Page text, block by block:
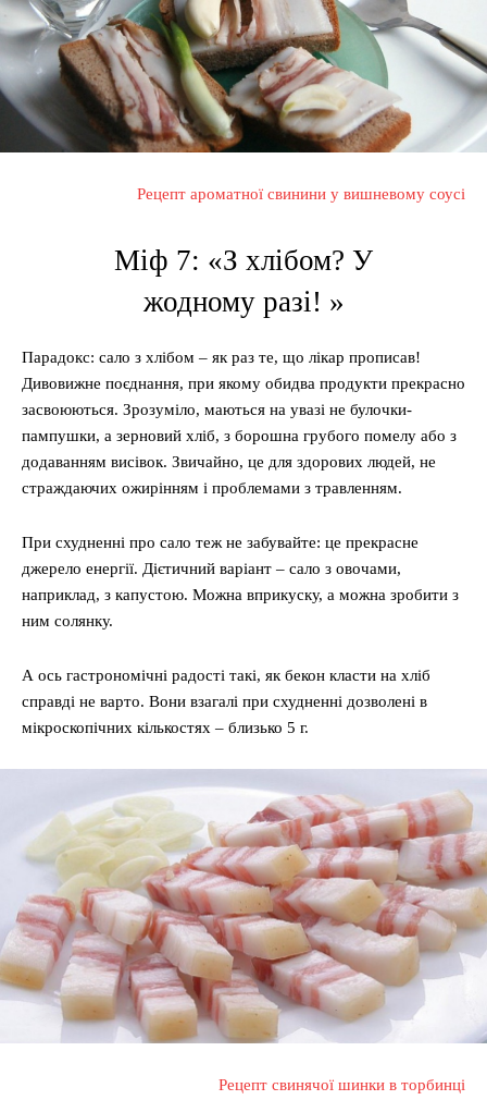
Рецепт ароматної свинини у вишневому соусі
Міф 7: «З хлібом? У
жодному разі! »
Парадокс: сало з хлібом – як раз те, що лікар прописав!
Дивовижне поєднання, при якому обидва продукти прекрасно
засвоюються. Зрозуміло, маються на увазі не булочки-
пампушки, а зерновий хліб, з борошна грубого помелу або з
додаванням висівок. Звичайно, це для здорових людей, не
страждаючих ожирінням і проблемами з травленням.
При схудненні про сало теж не забувайте: це прекрасне
джерело енергії. Дієтичний варіант – сало з овочами,
наприклад, з капустою. Можна вприкуску, а можна зробити з
ним солянку.
А ось гастрономічні радості такі, як бекон класти на хліб
справді не варто. Вони взагалі при схудненні дозволені в
мікроскопічних кількостях – близько 5 г.
Рецепт свинячої шинки в торбинці